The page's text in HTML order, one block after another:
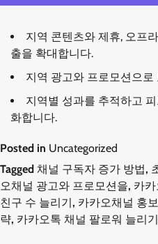
지역 콘텐츠와 제휴, 오프
출을 확대합니다.
지역 광고와 프로모션으
지역별 성과를 추적하고
화합니다.
Posted in Uncategorized
Tagged 채널 구독자 증가 방법,
오채널 광고와 프로모션을, 카
친구 수 늘리기, 카카오채널 홍
략, 카카오톡 채널 팔로워 늘리기